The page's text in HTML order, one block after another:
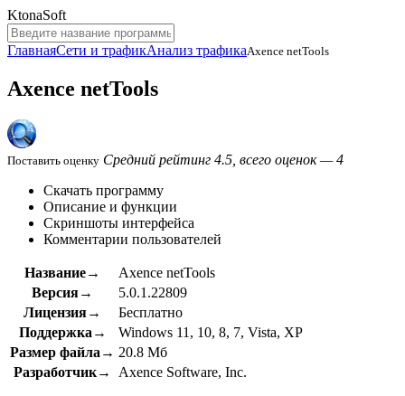
KtonaSoft
ГлавнаяСети и трафикАнализ трафикаAxence netTools
Axence netTools
Поставить оценку Средний рейтинг 4.5, всего оценок — 4
Скачать программу
Описание и функции
Скриншоты интерфейса
Комментарии пользователей
Название→
Axence netTools
Версия→
5.0.1.22809
Лицензия→
Бесплатно
Поддержка→
Windows 11, 10, 8, 7, Vista, XP
Размер файла→ 20.8 Мб
Разработчик→
Axence Software, Inc.